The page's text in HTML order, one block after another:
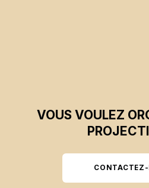
VOUS VOULEZ